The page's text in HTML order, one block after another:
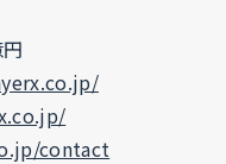
contact